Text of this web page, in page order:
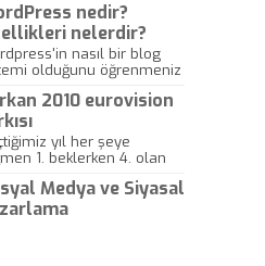
nedir?
nelerdir?
nasıl bir blog
olduğunu öğrenmeniz
2010 eurovision
yıl her şeye
1. beklerken 4. olan
bu yarışmada
olmadığını anlamıştır.
Medya ve Siyasal